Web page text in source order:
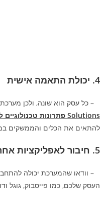
4. יכולת התאמה אישית
– כל עסק הוא שונה, ולכן מערכת CRM של
Solutions פתרונות טכנולוגיים לעסקים
להתאים את הכלים והממשקים
5. חיבור לאפליקציות אחרות
– וודאו שהמערכת יכולה
העסק שלכם, כמו פייסבוק, גוגל